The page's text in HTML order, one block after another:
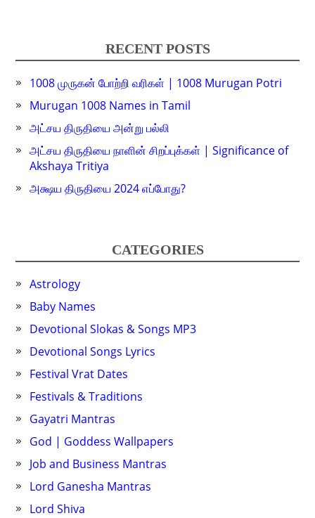
RECENT POSTS
1008 முருகன் போற்றி வரிகள் | 1008 Murugan Potri
Murugan 1008 Names in Tamil
அட்சய திருதியை அன்று பல்லி
அட்சய திருதியை நாளின் சிறப்புக்கள் | Significance of
Akshaya Tritiya
அக்ஷய திருதியை 2024 எப்போது?
CATEGORIES
Astrology
Baby Names
Devotional Slokas & Songs MP3
Devotional Songs Lyrics
Festival Vrat Dates
Festivals & Traditions
Gayatri Mantras
God | Goddess Wallpapers
Job and Business Mantras
Lord Ganesha Mantras
Lord Shiva